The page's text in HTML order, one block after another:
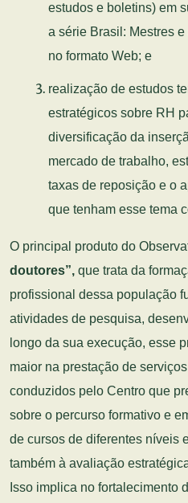
estudos e boletins) em
a série Brasil: Mestres
no formato Web; e
realização de estudos
estratégicos sobre RH
diversificação da
mercado de trabalho,
taxas de reposição e o
que tenham esse tema
O principal produto do
doutores”, que trata da
profissional dessa população
atividades de pesquisa,
longo da sua execução, esse
maior na prestação de
conduzidos pelo Centro que
sobre o percurso formativo e
de cursos de diferentes níveis
também à avaliação
Isso implica no fortalecimento